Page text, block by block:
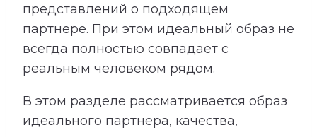
представлений о подходящем
партнере. При этом идеальный образ не
всегда полностью совпадает с
реальным человеком рядом.
В этом разделе рассматривается образ
идеального партнера, качества,